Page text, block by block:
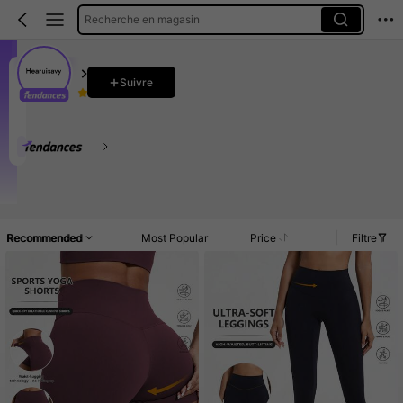
Recherche en magasin
Hearuisavy
Suivre
Ce magasin est sélectionné comme un
Recommended Most Popular Price Filtre